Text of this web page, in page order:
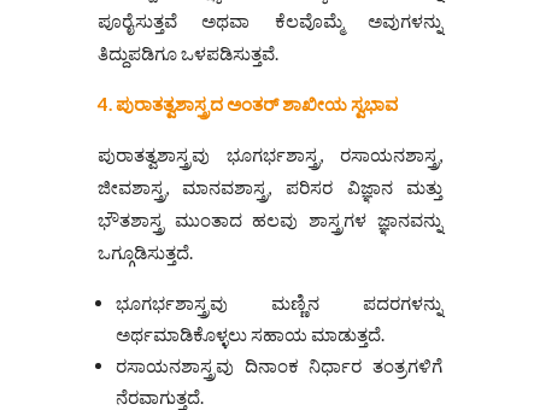
ಪೂರೈಸುತ್ತವೆ ಅಥವಾ ಕೆಲವೊಮ್ಮೆ ಅವುಗಳನ್ನು
ತಿದ್ದುಪಡಿಗೂ ಒಳಪಡಿಸುತ್ತವೆ.
4. ಪುರಾತತ್ವಶಾಸ್ತ್ರದ ಅಂತರ್‌ ಶಾಖೀಯ ಸ್ವಭಾವ
ಪುರಾತತ್ವಶಾಸ್ತ್ರವು ಭೂಗರ್ಭಶಾಸ್ತ್ರ, ರಸಾಯನಶಾಸ್ತ್ರ,
ಜೀವಶಾಸ್ತ್ರ, ಮಾನವಶಾಸ್ತ್ರ, ಪರಿಸರ ವಿಜ್ಞಾನ ಮತ್ತು
ಭೌತಶಾಸ್ತ್ರ ಮುಂತಾದ ಹಲವು ಶಾಸ್ತ್ರಗಳ ಜ್ಞಾನವನ್ನು
ಒಗ್ಗೂಡಿಸುತ್ತದೆ.
ಭೂಗರ್ಭಶಾಸ್ತ್ರವು ಮಣ್ಣಿನ ಪದರಗಳನ್ನು
ಅರ್ಥಮಾಡಿಕೊಳ್ಳಲು ಸಹಾಯ ಮಾಡುತ್ತದೆ.
ರಸಾಯನಶಾಸ್ತ್ರವು ದಿನಾಂಕ ನಿರ್ಧಾರ ತಂತ್ರಗಳಿಗೆ
ನೆರವಾಗುತ್ತದೆ.